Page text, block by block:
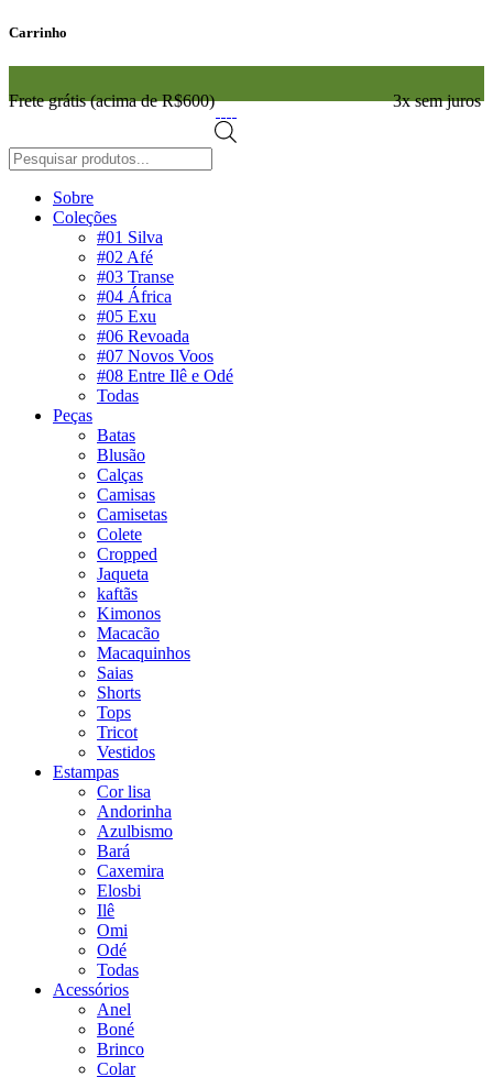
Carrinho
Frete grátis (acima de R$600)
3x sem juros
produtos
Sobre
Coleções
#01 Silva
#02 Afé
#03 Transe
#04 África
#05 Exu
#06 Revoada
#07 Novos Voos
#08 Entre Ilê e Odé
Todas
Peças
Batas
Blusão
Calças
Camisas
Camisetas
Colete
Cropped
Jaqueta
kaftãs
Kimonos
Macacão
Macaquinhos
Saias
Shorts
Tops
Tricot
Vestidos
Estampas
Cor lisa
Andorinha
Azulbismo
Bará
Caxemira
Elosbi
Ilê
Omi
Odé
Todas
Acessórios
Anel
Boné
Brinco
Colar